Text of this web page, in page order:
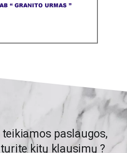
paslaugos,
kitų klausimų ?